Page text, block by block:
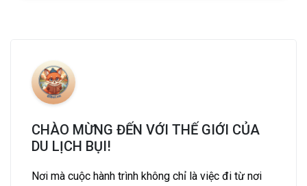
CHÀO MỪNG ĐẾN VỚI THẾ GIỚI CỦA
DU LỊCH BỤI!
Nơi mà cuộc hành trình không chỉ là việc đi từ nơi